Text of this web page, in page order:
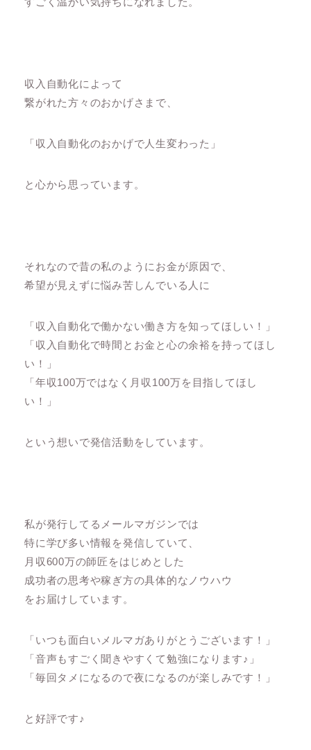
収入自動化によって
繋がれた方々のおかげさまで、
「収入自動化のおかげで人生変わった」
と心から思っています。
それなので昔の私のようにお金が原因で、
希望が見えずに悩み苦しんでいる人に
「収入自動化で働かない働き方を知ってほしい！」
「収入自動化で時間とお金と心の余裕を持ってほし
い！」
「年収100万ではなく月収100万を目指してほし
い！」
という想いで発信活動をしています。
私が発行してるメールマガジンでは
特に学び多い情報を発信していて、
月収600万の師匠をはじめとした
成功者の思考や稼ぎ方の具体的なノウハウ
をお届けしています。
「いつも面白いメルマガありがとうございます！」
「音声もすごく聞きやすくて勉強になります♪」
「毎回タメになるので夜になるのが楽しみです！」
と好評です♪